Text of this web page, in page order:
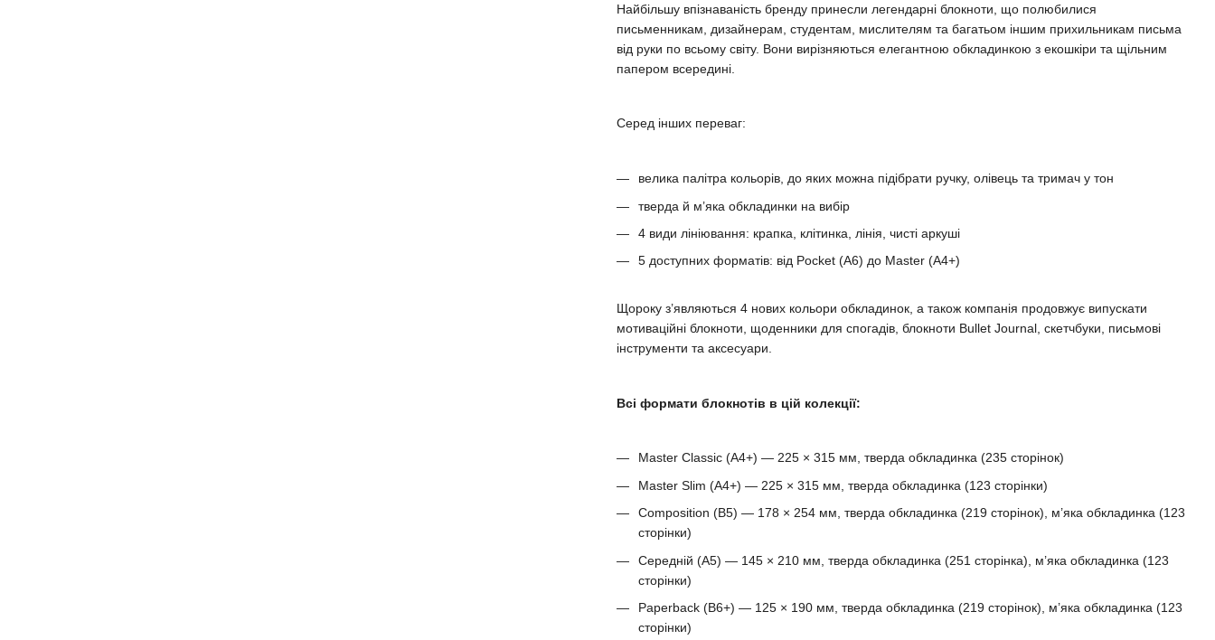
Найбільшу впізнаваність бренду принесли легендарні блокноти, що полюбилися
письменникам, дизайнерам, студентам, мислителям та багатьом іншим прихильникам письма
від руки по всьому світу. Вони вирізняються елегантною обкладинкою з екошкіри та щільним
папером всередині.
Серед інших переваг:
велика палітра кольорів, до яких можна підібрати ручку, олівець та тримач у тон
тверда й м’яка обкладинки на вибір
4 види лініювання: крапка, клітинка, лінія, чисті аркуші
5 доступних форматів: від Pocket (A6) до Master (A4+)
Щороку з’являються 4 нових кольори обкладинок, а також компанія продовжує випускати
мотиваційні блокноти, щоденники для спогадів, блокноти Bullet Journal, скетчбуки, письмові
інструменти та аксесуари.
Всі формати блокнотів в цій колекції:
Master Classic (A4+) — 225 × 315 мм, тверда обкладинка (235 сторінок)
Master Slim (A4+) — 225 × 315 мм, тверда обкладинка (123 сторінки)
Composition (B5) — 178 × 254 мм, тверда обкладинка (219 сторінок), м’яка обкладинка (123
сторінки)
Середній (A5) — 145 × 210 мм, тверда обкладинка (251 сторінка), м’яка обкладинка (123
сторінки)
Paperback (B6+) — 125 × 190 мм, тверда обкладинка (219 сторінок), м’яка обкладинка (123
сторінки)